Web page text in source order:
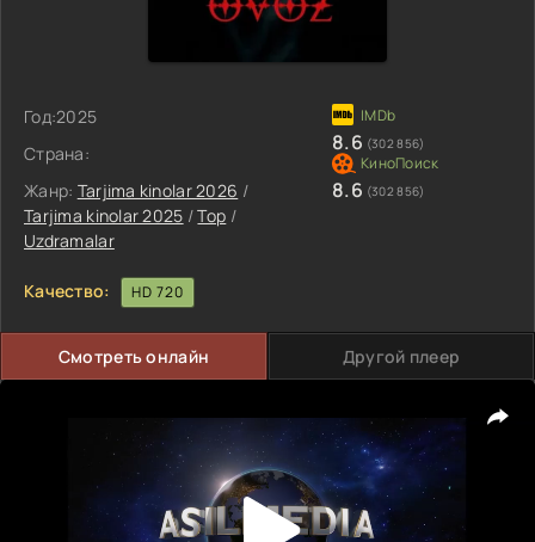
Год:2025
Страна:
Жанр: Tarjima kinolar 2026 /
Tarjima kinolar 2025 /Top /
Uzdramalar
8.6 (302 856)
8.6 (302 856)
Качество: HD 720
Смотреть онлайн Другой плеер